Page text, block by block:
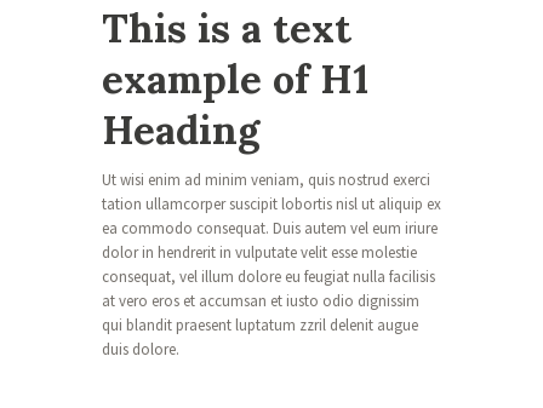
This is a text
example of H1
Heading
Ut wisi enim ad minim veniam, quis nostrud exerci
tation ullamcorper suscipit lobortis nisl ut aliquip ex
ea commodo consequat. Duis autem vel eum iriure
dolor in hendrerit in vulputate velit esse molestie
consequat, vel illum dolore eu feugiat nulla facilisis
at vero eros et accumsan et iusto odio dignissim
qui blandit praesent luptatum zzril delenit augue
duis dolore.